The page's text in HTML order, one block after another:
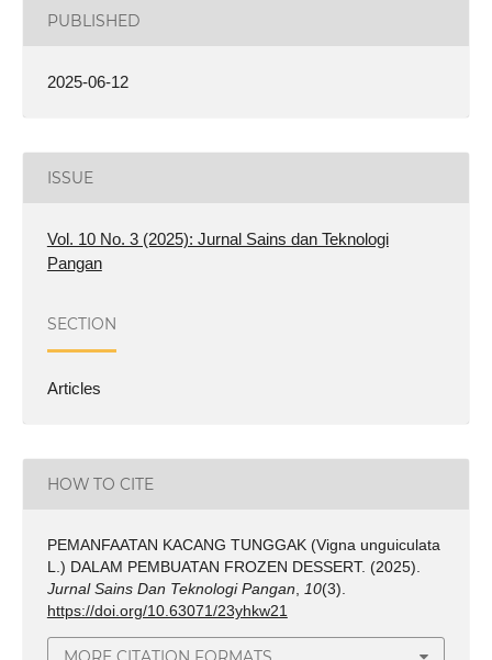
PUBLISHED
2025-06-12
ISSUE
Vol. 10 No. 3 (2025): Jurnal Sains dan Teknologi
Pangan
SECTION
Articles
HOW TO CITE
PEMANFAATAN KACANG TUNGGAK (Vigna unguiculata
L.) DALAM PEMBUATAN FROZEN DESSERT. (2025).
Jurnal Sains Dan Teknologi Pangan
10(3).
https://doi.org/10.63071/23yhkw21